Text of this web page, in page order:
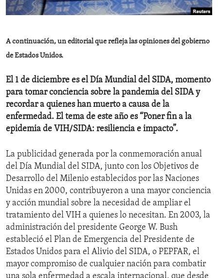
ENVIRONMENT AND HEALTH
A continuación, un editorial que refleja las opiniones del gobierno
de Estados Unidos.
El 1 de diciembre es el Día Mundial del SIDA, momento
para tomar conciencia sobre la pandemia del SIDA y
recordar a quienes han muerto a causa de la
enfermedad. El tema de este año es “Poner fin a la
epidemia de VIH/SIDA: resiliencia e impacto”.
La publicidad generada por la conmemoración anual
del Día Mundial del SIDA, junto con los Objetivos de
Desarrollo del Milenio establecidos por las Naciones
Unidas en 2000, contribuyeron a una mayor conciencia
y acción mundial sobre la necesidad de ampliar el
tratamiento del VIH a quienes lo necesitan. En 2003, la
administración del presidente George W. Bush
estableció el Plan de Emergencia del Presidente de
Estados Unidos para el Alivio del SIDA, o PEPFAR, el
mayor compromiso de cualquier nación para combatir
una sola enfermedad a escala internacional, que desde